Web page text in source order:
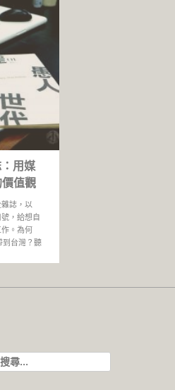
用媒
值觀
雜誌，以
，給想自
。為何
到台灣？聽